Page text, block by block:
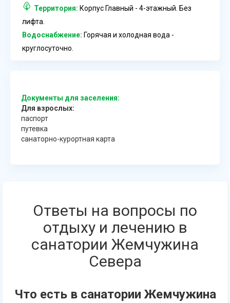
Территория: Корпус Главный - 4-этажный. Без
лифта.
Водоснабжение: Горячая и холодная вода -
круглосуточно.
Документы для заселения:
Для взрослых:
паспорт
путевка
санаторно-курортная карта
Ответы на вопросы по
отдыху и лечению в
санатории Жемчужина
Севера
Что есть в санатории Жемчужина